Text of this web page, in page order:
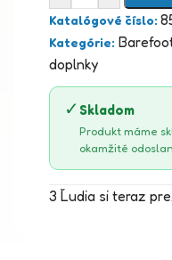
Katalógové číslo:
Kategórie:
doplnky
✓ Skladom
Produkt máme
okamžité
3 Ľudia si teraz